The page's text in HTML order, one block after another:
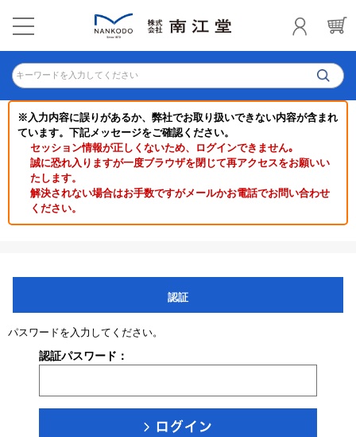
キーワードを入力してください
※入力内容に誤りがあるか、弊社でお取り扱いできない内容が含まれ
ています。下記メッセージをご確認ください。
セッション情報が正しくないため、ログインできません｡
誠に恐れ入りますが一度ブラウザを閉じて再アクセスをお願いい
たします。
解決されない場合はお手数ですがメールかお電話でお問い合わせ
ください。
認証
パスワードを入力してください。
認証パスワード：